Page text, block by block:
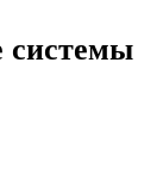
системы